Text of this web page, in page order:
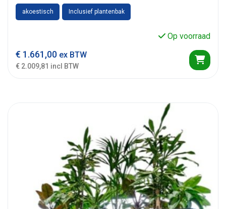
akoestisch Inclusief plantenbak
Op voorraad
€ 1.661,00 ex BTW
€ 2.009,81 incl BTW